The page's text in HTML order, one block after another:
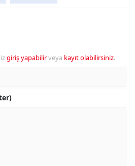
giriş yapabilirveya kayıt olabilirsiniz.